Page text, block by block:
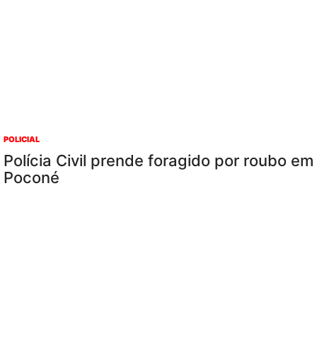
POLICIAL
Polícia Civil prende foragido por roubo em
Poconé